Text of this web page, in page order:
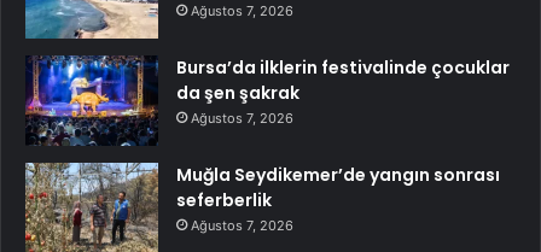
Ağustos 7, 2026
Bursa’da ilklerin festivalinde çocuklar
da şen şakrak
Ağustos 7, 2026
Muğla Seydikemer’de yangın sonrası
seferberlik
Ağustos 7, 2026